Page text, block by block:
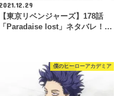
2021.12.29
【東京リベンジャーズ】178話
「Paradaise lost」ネタバレ！…
僕のヒーローアカデミア